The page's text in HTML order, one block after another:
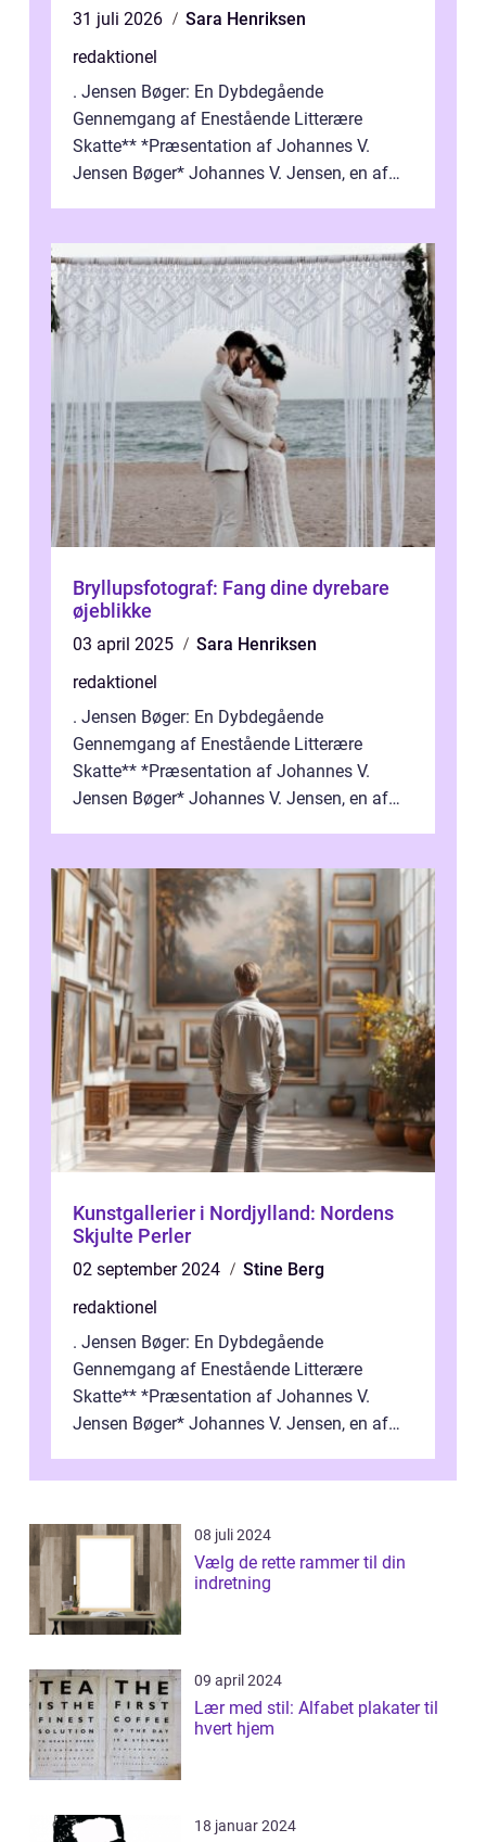
31 juli 2026
Sara Henriksen
redaktionel
. Jensen Bøger: En Dybdegående
Gennemgang af Enestående Litterære
Skatte** *Præsentation af Johannes V.
Jensen Bøger* Johannes V. Jensen, en af
Bryllupsfotograf: Fang dine dyrebare
øjeblikke
03 april 2025
Sara Henriksen
redaktionel
. Jensen Bøger: En Dybdegående
Gennemgang af Enestående Litterære
Skatte** *Præsentation af Johannes V.
Jensen Bøger* Johannes V. Jensen, en af
Kunstgallerier i Nordjylland: Nordens
Skjulte Perler
02 september 2024
Stine Berg
redaktionel
. Jensen Bøger: En Dybdegående
Gennemgang af Enestående Litterære
Skatte** *Præsentation af Johannes V.
Jensen Bøger* Johannes V. Jensen, en af
et enestående...
08 juli 2024
Vælg de rette rammer til din
indretning
09 april 2024
Lær med stil: Alfabet plakater til
hvert hjem
18 januar 2024